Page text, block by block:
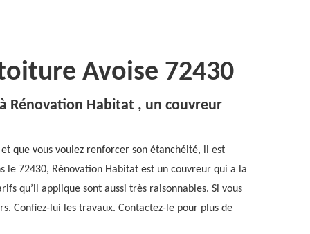
Avoise 72430
Rénovation Habitat , un couvreur
que vous voulez renforcer son étanchéité, il est
le 72430, Rénovation Habitat est un couvreur qui a la
qu’il applique sont aussi très raisonnables. Si vous
Confiez-lui les travaux. Contactez-le pour plus de